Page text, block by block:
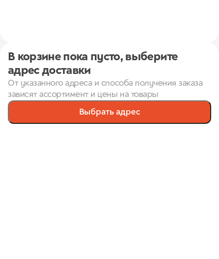
В корзине пока пусто, выберите
адрес доставки
От указанного адреса и способа получения заказа
зависят ассортимент и цены на товары
Выбрать адрес